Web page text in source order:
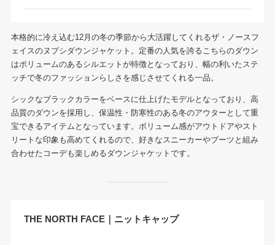
本格的に冷え込む12月の冬の季節から大活躍してくれるザ・ノースフ
ェイスのヌプシダウンジャケット。定番の人気を誇るこちらのダウン
はボリュームのあるシルエットが特徴となっており、幅の利いたステ
ッチで冬のファッションらしさを感じさせてくれる一品。
シックなブラックカラーをベースに仕上げたモデルとなっており、高
品質のダウンを採用し、保温性・防寒性のある冬のアウターとして重
宝できるアイテムとなっています。ボリューム感がアウトドアやスト
リートな印象も高めてくれるので、好きなスニーカーやブーツと組み
合わせたコーデも楽しめるダウンジャケットです。
THE NORTH FACE｜ニットキャップ